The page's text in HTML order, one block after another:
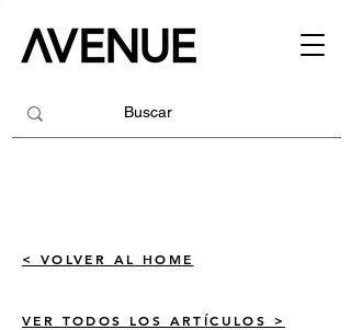
< VOLVER AL HOME
VER TODOS LOS ARTÍCULOS >